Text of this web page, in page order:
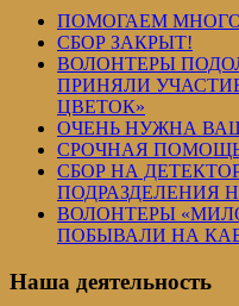
ПОМОГАЕМ
СБОР ЗАКРЫТ!
ВОЛОНТЕРЫ
ПРИНЯЛИ
ЦВЕТОК»
ОЧЕНЬ НУЖНА
СРОЧНАЯ
СБОР НА
ПОДРАЗДЕЛЕНИЯ
ВОЛОНТЕРЫ
ПОБЫВАЛИ НА
Наша деятельность